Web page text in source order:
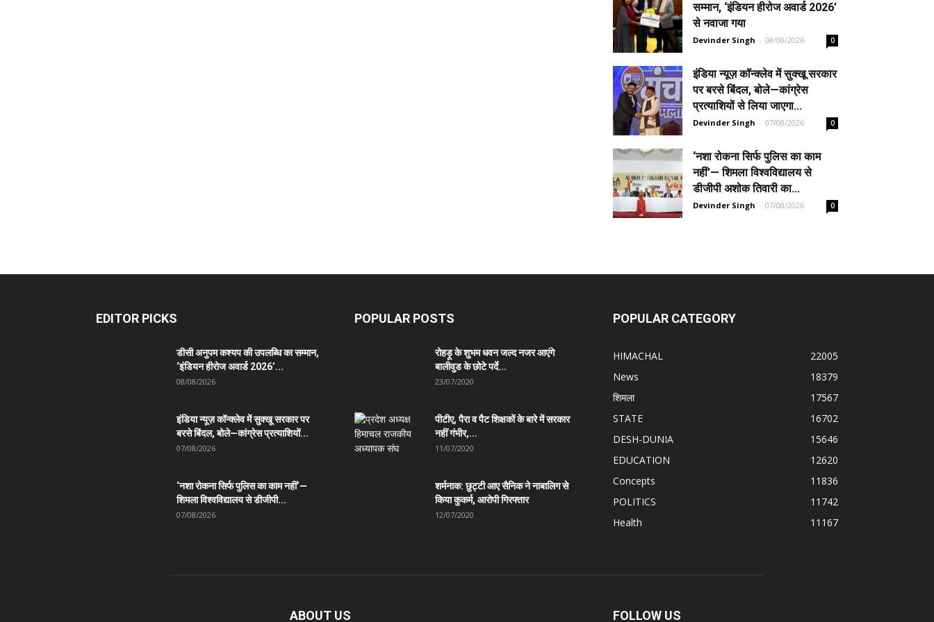
सम्मान, ‘इंडियन हीरोज अवार्ड 2026’
से नवाजा गया
Devinder Singh - 08/08/2026 0
इंडिया न्यूज़ कॉन्क्लेव में सुक्खू सरकार
पर बरसे बिंदल, बोले—कांग्रेस
प्रत्याशियों से लिया जाएगा...
Devinder Singh - 07/08/2026 0
‘नशा रोकना सिर्फ पुलिस का काम
नहीं’— शिमला विश्वविद्यालय से
डीजीपी अशोक तिवारी का...
Devinder Singh - 07/08/2026 0
EDITOR PICKS
डीसी अनुपम कश्यप की उपलब्धि का सम्मान,
‘इंडियन हीरोज अवार्ड 2026’...
08/08/2026
इंडिया न्यूज़ कॉन्क्लेव में सुक्खू सरकार पर
बरसे बिंदल, बोले—कांग्रेस प्रत्याशियों...
07/08/2026
‘नशा रोकना सिर्फ पुलिस का काम नहीं’—
शिमला विश्वविद्यालय से डीजीपी...
07/08/2026
POPULAR POSTS
रोहड़ू के शुभम धवन जल्द नजर आएंगे
बालीवुड के छोटे पर्दे...
23/07/2020
पीटीए, पैरा व पैट शिक्षकों के बारे में सरकार
नहीं गंभीर,...
11/07/2020
शर्मनाक: छुट्टी आए सैनिक ने नाबालिग से
किया कुकर्म, आरोपी गिरफ्तार
12/07/2020
POPULAR CATEGORY
HIMACHAL
22005
News
18379
शिमला
17567
STATE
16702
DESH-DUNIA
15646
EDUCATION
12620
Concepts
11836
POLITICS
11742
Health
11167
ABOUT US FOLLOW US